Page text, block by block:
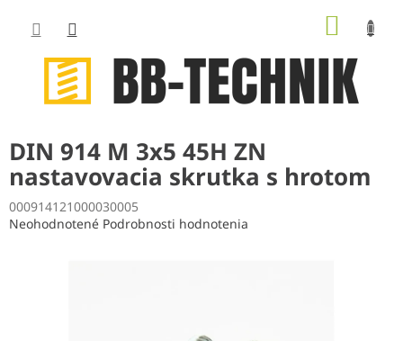
obsah
DIN 914 M 3x5 45H ZN
nastavovacia skrutka s hrotom
000914121000030005
Priemerné
Neohodnotené Podrobnosti hodnotenia